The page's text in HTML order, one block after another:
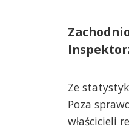
Ze
Poza
właścicieli